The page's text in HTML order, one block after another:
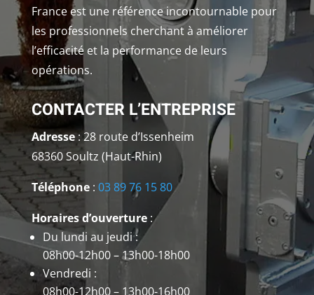
France est une référence incontournable pour
les professionnels cherchant à améliorer
l’efficacité et la performance de leurs
opérations.
CONTACTER L’ENTREPRISE
Adresse: 28 route d’Issenheim
68360 Soultz (Haut-Rhin)
Téléphone: 03 89 76 15 80
Horaires d’ouverture:
Du lundi au jeudi :
08h00-12h00 – 13h00-18h00
Vendredi :
08h00-12h00 – 13h00-16h00